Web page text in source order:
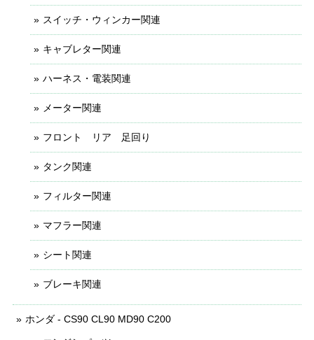
スイッチ・ウィンカー関連
キャブレター関連
ハーネス・電装関連
メーター関連
フロント リア 足回り
タンク関連
フィルター関連
マフラー関連
シート関連
ブレーキ関連
ホンダ - CS90 CL90 MD90 C200